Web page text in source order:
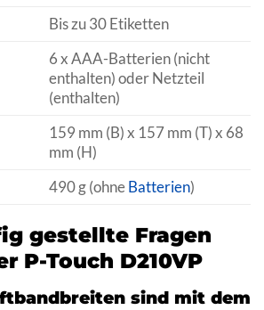
Bis zu 30 Etiketten
6 x AAA-Batterien (nicht
enthalten) oder Netzteil
(enthalten)
159 mm (B) x 157 mm (T) x 68
mm (H)
490 g (ohneBatterien)
gestellte Fragen
P-Touch D210VP
sind mit dem